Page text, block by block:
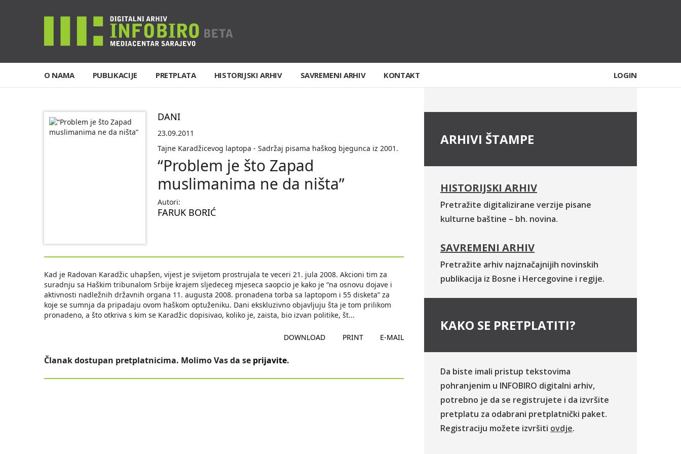
O NAMA PUBLIKACIJE PRETPLATA HISTORIJSKI ARHIV SAVREMENI ARHIV KONTAKT LOGIN
DANI
23.09.2011
Tajne Karadžicevog laptopa - Sadržaj pisama haškog bjegunca iz 2001.
“Problem je što Zapad
muslimanima ne da ništa”
Autori:
FARUK BORIĆ
Kad je Radovan Karadžic uhapšen, vijest je svijetom prostrujala te veceri 21. jula 2008. Akcioni tim za
suradnju sa Haškim tribunalom Srbije krajem sljedeceg mjeseca saopcio je kako je “na osnovu dojave i
aktivnosti nadležnih državnih organa 11. augusta 2008. pronadena torba sa laptopom i 55 disketa” za
koje se sumnja da pripadaju ovom haškom optuženiku. Dani ekskluzivno objavljuju šta je tom prilikom
pronadeno, a što otkriva s kim se Karadžic dopisivao, koliko je, zaista, bio izvan politike, št...
DOWNLOAD PRINT E-MAIL
Članak dostupan pretplatnicima. Molimo Vas da se prijavite.
ARHIVI ŠTAMPE
HISTORIJSKI ARHIV
Pretražite digitalizirane verzije pisane
kulturne baštine – bh. novina.
SAVREMENI ARHIV
Pretražite arhiv najznačajnijih novinskih
publikacija iz Bosne i Hercegovine i regije.
KAKO SE PRETPLATITI?
Da biste imali pristup tekstovima
pohranjenim u INFOBIRO digitalni arhiv,
potrebno je da se registrujete i da izvršite
pretplatu za odabrani pretplatnički paket.
Registraciju možete izvršiti ovdje.